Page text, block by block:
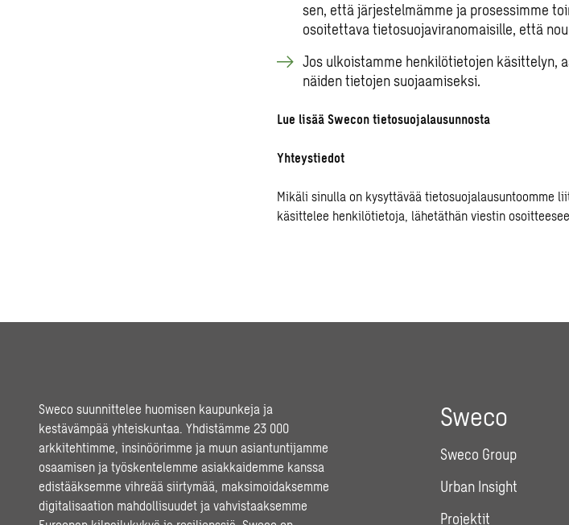
sen, että järjestelmämme ja prosessimme
osoitettava tietosuojaviranomaisille, että
Jos ulkoistamme henkilötietojen käsittelyn,
näiden tietojen suojaamiseksi.
Lue lisää Swecon tietosuojalausunnosta
Yhteystiedot
Mikäli sinulla on kysyttävää tietosuojalausuntoomme
käsittelee henkilötietoja, lähetäthän viestin
Sweco suunnittelee huomisen kaupunkeja ja
kestävämpää yhteiskuntaa. Yhdistämme 23 000
arkkitehtimme, insinöörimme ja muun asiantuntijamme
osaamisen ja työskentelemme asiakkaidemme kanssa
edistääksemme vihreää siirtymää, maksimoidaksemme
digitalisaation mahdollisuudet ja vahvistaaksemme
Sweco
Sweco Group
Urban Insight
Projektit